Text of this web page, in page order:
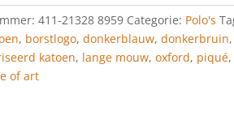
donkerblauw
411-21328 8959 Categorie: Polo's
, borstlogo,donkerblauw,donkerbruin,
katoen, lange mouw,oxford, piqué,
of art